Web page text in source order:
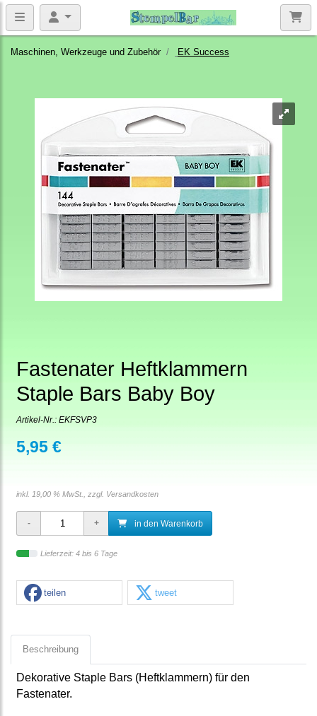
Maschinen, Werkzeuge und Zubehör EK Success
Fastenater Heftklammern
Staple Bars Baby Boy
Artikel-Nr.: EKFSVP3
5,95 €
inkl. 19,00 % MwSt., zzgl. Versandkosten
in den Warenkorb
Lieferzeit: 4 bis 6 Tage
teilen tweet
Beschreibung
Dekorative Staple Bars (Heftklammern) für den
Fastenater.